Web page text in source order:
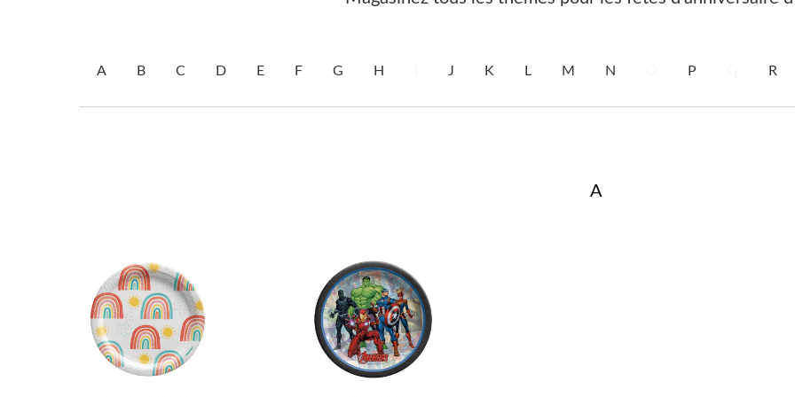
A B C D E F G H J K L M N P R
A